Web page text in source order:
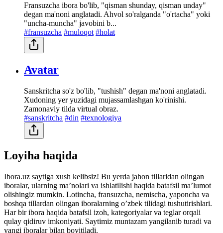
Fransuzcha ibora bo'lib, "qisman shunday, qisman unday"
degan ma'noni anglatadi. Ahvol so'ralganda "o'rtacha" yoki
"uncha-muncha" javobini b...
#fransuzcha #muloqot #holat
Avatar
Sanskritcha so'z bo'lib, "tushish" degan ma'noni anglatadi.
Xudoning yer yuzidagi mujassamlashgan ko'rinishi.
Zamonaviy tilda virtual obraz.
#sanskritcha #din #texnologiya
Loyiha haqida
Ibora.uz saytiga xush kelibsiz! Bu yerda jahon tillaridan olingan
iboralar, ularning maʼnolari va ishlatilishi haqida batafsil maʼlumot
olishingiz mumkin. Lotincha, fransuzcha, nemischa, yaponcha va
boshqa tillardan olingan iboralarning oʼzbek tilidagi tushutirishlari.
Har bir ibora haqida batafsil izoh, kategoriyalar va teglar orqali
qulay qidiruv imkoniyati. Saytimiz muntazam yangilanib turadi va
yangi iboralar bilan boyitiladi.